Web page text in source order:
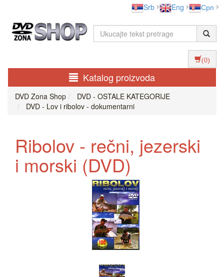
Srb Eng Срп
(0)
Katalog proizvoda
DVD Zona Shop
DVD - OSTALE KATEGORIJE
DVD - Lov i ribolov - dokumentarni
Ribolov - rečni, jezerski
i morski (DVD)